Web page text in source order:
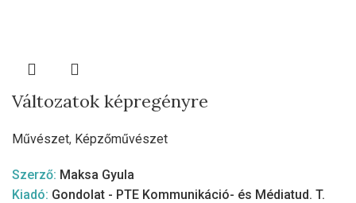
Változatok képregényre
Művészet, Képzőművészet
Szerző: Maksa Gyula
Kiadó: Gondolat - PTE Kommunikáció- és Médiatud. T.